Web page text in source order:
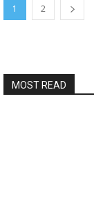
1 2
MOST READ